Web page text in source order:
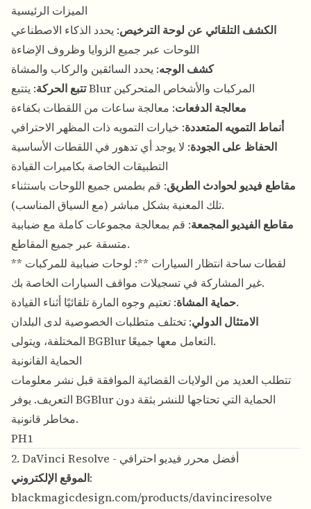
الميزات الرئيسية
الكشف التلقائي عن لوحة الترخيص: يحدد الذكاء الاصطناعي
اللوحات عبر جميع الزوايا وظروف الإضاءة
كشف الوجه: يحدد السائقين والركاب والمشاة
تتبع الحركة
: يتتبع Blur المركبات والأشخاص المتحركين
معالجة الدفعات: معالجة ساعات من اللقطات بكفاءة
أنماط التمويه المتعددة: خيارات التمويه ذات المظهر الاحترافي
الحفاظ على الجودة: لا يوجد أي تدهور في اللقطات الأساسية
التطبيقات الخاصة بكاميرات القيادة
مقاطع فيديو لحوادث الطريق: قم بطمس جميع اللوحات باستثناء
تلك المعنية بشكل مباشر (مع السياق المناسب).
مقاطع الفيديو المجمعة: قم بمعالجة مجموعات كاملة مع ضبابية
متسقة عبر جميع المقاطع.
** لقطات ساحة انتظار السيارات **: لوحات ضبابية للمركبات
غير المشاركة في تسجيلات مواقف السيارات الخاصة بك.
حماية المشاة: تعتيم وجوه المارة تلقائيًا أثناء القيادة.
الامتثال الدولي: تختلف متطلبات الخصوصية لدى البلدان
المختلفة، ويتولى BGBlur التعامل معها جميعًا.
الحماية القانونية
تتطلب العديد من الولايات القضائية الموافقة قبل نشر معلومات
التعريف. يوفر BGBlur الحماية التي تحتاجها للنشر بثقة دون
مخاطر قانونية.
PH1
2. DaVinci Resolve - أفضل محرر فيديو احترافي
الموقع الإلكتروني:
blackmagicdesign.com/products/davinciresolve